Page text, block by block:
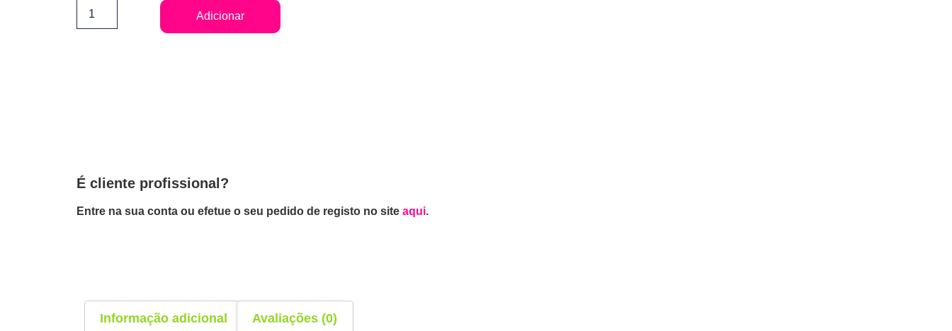
Adicionar
É cliente profissional?
Entre na sua conta ou efetue o seu pedido de registo no site aqui.
Informação adicional Avaliações (0)